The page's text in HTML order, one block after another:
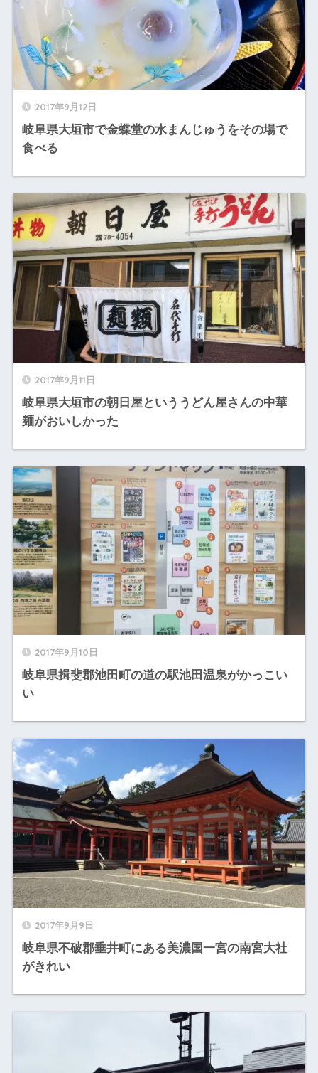
2017年9月12日
岐阜県大垣市で金蝶堂の水まんじゅうをその場で
食べる
2017年9月11日
岐阜県大垣市の朝日屋といううどん屋さんの中華
麺がおいしかった
2017年9月10日
岐阜県揖斐郡池田町の道の駅池田温泉がかっこい
い
2017年9月9日
岐阜県不破郡垂井町にある美濃国一宮の南宮大社
がきれい